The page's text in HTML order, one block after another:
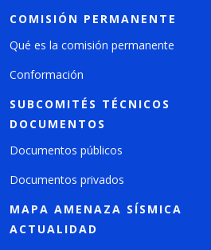
COMISIÓN PERMANENTE
Qué es la comisión permanente
Conformación
SUBCOMITÉS TÉCNICOS
DOCUMENTOS
Documentos públicos
Documentos privados
MAPA AMENAZA SÍSMICA
ACTUALIDAD